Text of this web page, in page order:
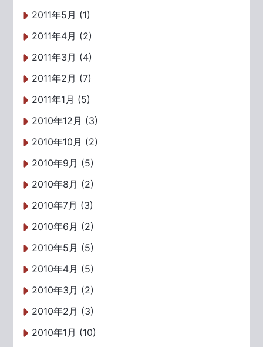
2011年5月 (1)
2011年4月 (2)
2011年3月 (4)
2011年2月 (7)
2011年1月 (5)
2010年12月 (3)
2010年10月 (2)
2010年9月 (5)
2010年8月 (2)
2010年7月 (3)
2010年6月 (2)
2010年5月 (5)
2010年4月 (5)
2010年3月 (2)
2010年2月 (3)
2010年1月 (10)